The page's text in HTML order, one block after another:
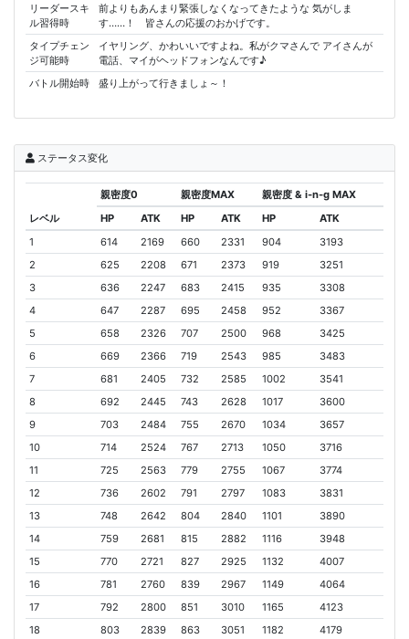
リーダースキ
ル習得時
前よりもあんまり緊張しなくなってきたような 気がしま
す……！ 皆さんの応援のおかげです。
タイプチェン
ジ可能時
イヤリング、かわいいですよね。私がクマさんで アイさんが
電話、マイがヘッドフォンなんです♪
バトル開始時
盛り上がって行きましょ～！
ステータス変化
レベル
親密度0 親密度MAX
親密度 & i-n-g MAX
HP
ATK HP ATK HP
ATK
1
614 2169 660 2331 904
3193
2
625 2208 671 2373 919
3251
3
636 2247 683 2415 935
3308
4
647 2287 695 2458 952
3367
5
658 2326 707 2500 968
3425
6
669 2366 719 2543 985
3483
7
681 2405 732 2585 1002
3541
8
692 2445 743 2628 1017
3600
9
703 2484 755 2670 1034
3657
10
714 2524 767 2713 1050
3716
11
725 2563 779 2755 1067
3774
12
736 2602 791 2797 1083
3831
13
748 2642 804 2840 1101
3890
14
759 2681 815 2882 1116
3948
15
770 2721 827 2925 1132
4007
16
781 2760 839 2967 1149
4064
17
792 2800 851 3010 1165
4123
18
803 2839 863 3051 1182 4179